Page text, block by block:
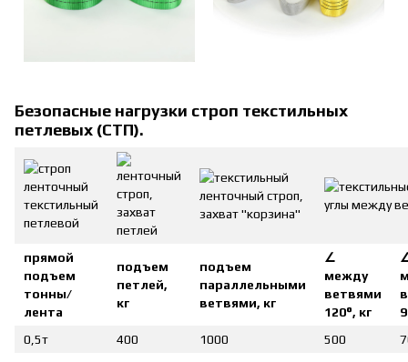
Безопасные нагрузки строп текстильных
петлевых (СТП).
прямой
подъем
тонны/
лента
подъем
петлей,
кг
подъем
параллельными
ветвями, кг
∠
между
ветвями
120°, кг
0,5т
400 1000 500